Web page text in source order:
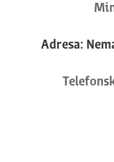
Adresa: